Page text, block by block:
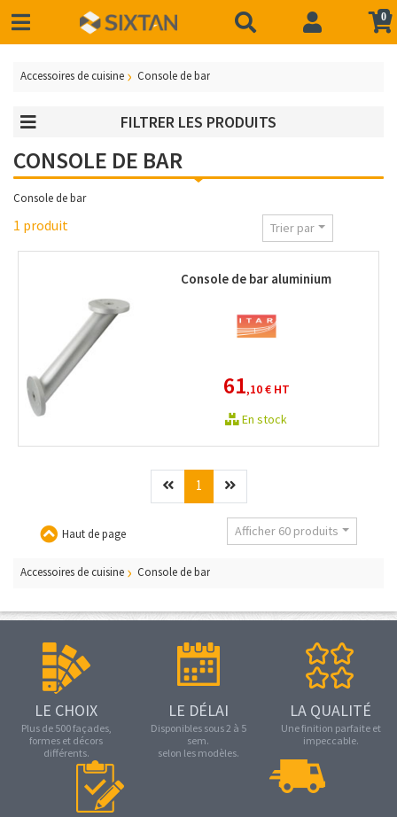
0
Accessoires de cuisine Console de bar
FILTRER LES PRODUITS
CONSOLE DE BAR
Console de bar
1 produit Trier par
Console de bar aluminium
61,10 €HT
En stock
Précédent
1(current)Suivant
Haut de page Afficher 60 produits
Accessoires de cuisine Console de bar
LE CHOIX
Plus de 500 façades,
formes et décors
différents.
LE DÉLAI
Disponibles sous 2 à 5
sem.
selon les modèles.
LA QUALITÉ
Une finition parfaite et
impeccable.